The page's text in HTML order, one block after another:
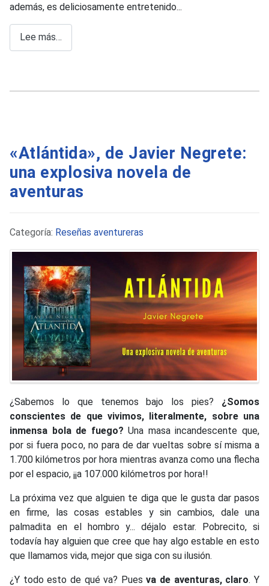
además, es deliciosamente entretenido...
Lee más…
«Atlántida», de Javier Negrete:
una explosiva novela de
aventuras
Detalles
Categoría: Reseñas aventureras
¿Sabemos lo que tenemos bajo los pies? ¿Somos
conscientes de que vivimos, literalmente, sobre una
inmensa bola de fuego? Una masa incandescente que,
por si fuera poco, no para de dar vueltas sobre sí misma a
1.700 kilómetros por hora mientras avanza como una flecha
por el espacio, ¡¡a 107.000 kilómetros por hora!!
La próxima vez que alguien te diga que le gusta dar pasos
en firme, las cosas estables y sin cambios, dale una
palmadita en el hombro y... déjalo estar. Pobrecito, si
todavía hay alguien que cree que hay algo estable en esto
que llamamos vida, mejor que siga con su ilusión.
¿Y todo esto de qué va? Puesva de aventuras, claro. Y